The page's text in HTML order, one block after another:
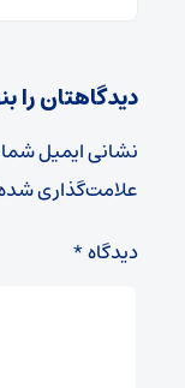
دیدگاهتان را
نشانی ایمیل
علامت‌گذاری
دیدگاه*